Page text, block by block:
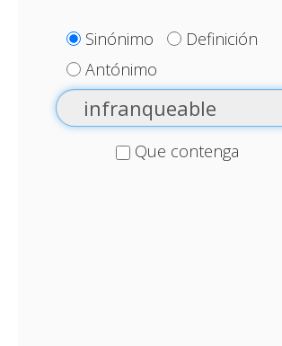
Sinónimo
Definición
Antónimo
Que contenga